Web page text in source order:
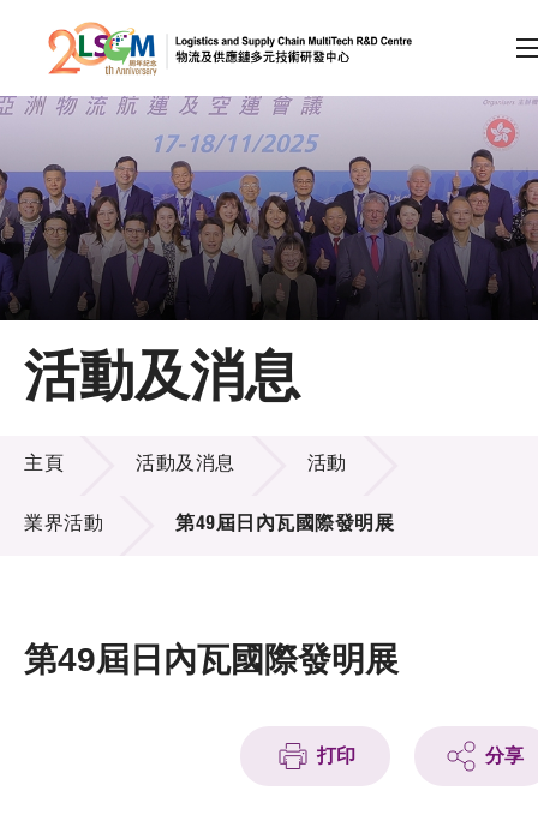
跳到內容（按回車鍵）
會員登入
A A EN 繁 简
主頁
關於LSCM
技術商品化
項目及資助計劃
活動及消息
活動及消息
活動及消息
主頁 活動及消息 活動
業界活動 第49屆日內瓦國際發明展
第49屆日內瓦國際發明展
打印 分享